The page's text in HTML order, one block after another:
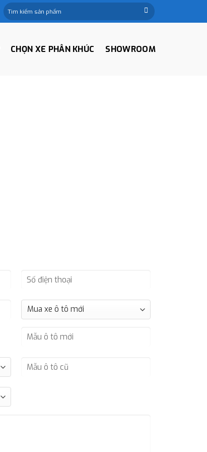
Tìm
kiếm:
CHỌN XE PHÂN KHÚC SHOWROOM